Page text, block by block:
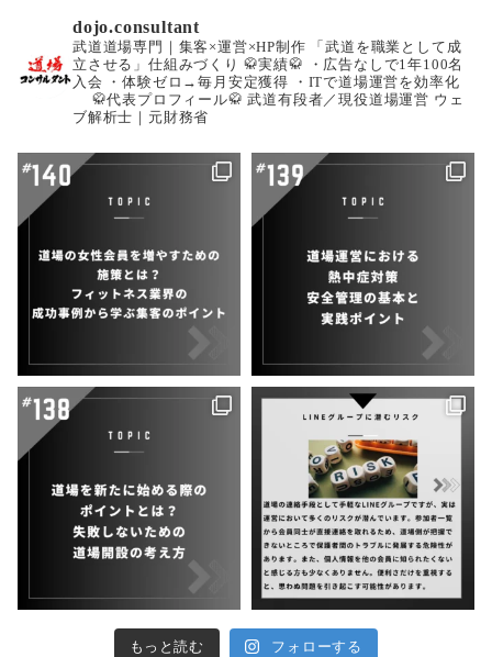
dojo.consultant
武道道場専門｜集客×運営×HP制作 「武道を職業として成
立させる」仕組みづくり 🥋実績🥋
・広告なしで1年100名
入会
・体験ゼロ→毎月安定獲得 ・ITで道場運営を効率化
🥋代表プロフィール🥋 武道有段者／現役道場運営 ウェ
ブ解析士｜元財務省
もっと読む フォローする